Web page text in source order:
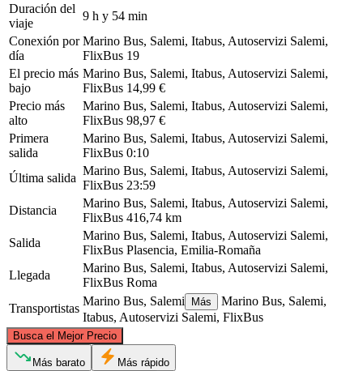
Duración del
viaje
9 h y 54 min
Conexión por
día
Marino Bus, Salemi, Itabus, Autoservizi Salemi,
FlixBus 19
El precio más
bajo
Marino Bus, Salemi, Itabus, Autoservizi Salemi,
FlixBus 14,99 €
Precio más
alto
Marino Bus, Salemi, Itabus, Autoservizi Salemi,
FlixBus 98,97 €
Primera
salida
Marino Bus, Salemi, Itabus, Autoservizi Salemi,
FlixBus 0:10
Última salida
Marino Bus, Salemi, Itabus, Autoservizi Salemi,
FlixBus 23:59
Distancia
Marino Bus, Salemi, Itabus, Autoservizi Salemi,
FlixBus 416,74 km
Salida
Marino Bus, Salemi, Itabus, Autoservizi Salemi,
FlixBus Plasencia, Emilia-Romaña
Llegada
Marino Bus, Salemi, Itabus, Autoservizi Salemi,
FlixBus Roma
Transportistas
Marino Bus, Salemi Más
Marino Bus, Salemi,
Itabus, Autoservizi Salemi, FlixBus
Busca el Mejor Precio
Piacenza
©CARTO , ©OpenStreetMap
Más barato Más rápido